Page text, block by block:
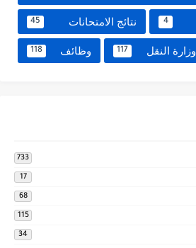
4 نتائج الامتحانات 45
وزارة النقل 117 وظائف 118
733
17
68
115
34